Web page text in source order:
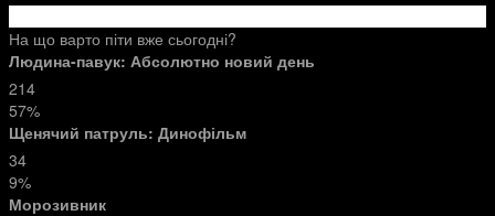
На що варто піти вже сьогодні?
Людина-павук: Абсолютно новий день
214
57%
Щенячий патруль: Динофільм
34
9%
Морозивник